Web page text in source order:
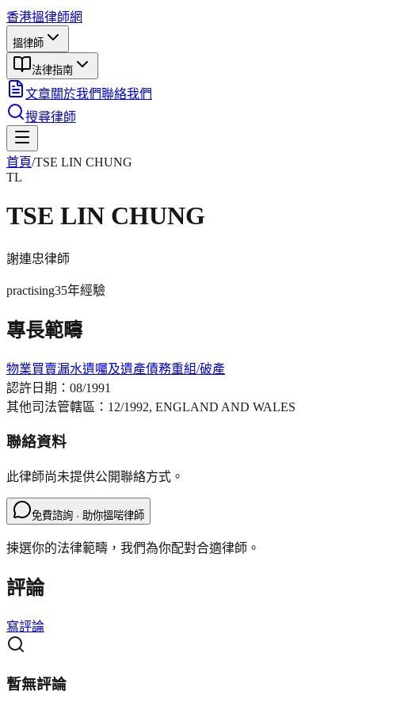
香港搵律師網
搵律師
法律指南
文章關於我們聯絡我們
搜尋律師
首頁/TSE LIN CHUNG
TL
TSE LIN CHUNG
謝連忠律師
practising35年經驗
專長範疇
物業買賣漏水遺囑及遺產債務重組/破產
認許日期： 08/1991
其他司法管轄區： 12/1992, ENGLAND AND WALES
聯絡資料
此律師尚未提供公開聯絡方式。
免費諮詢 · 助你搵啱律師
揀選你的法律範疇，我們為你配對合適律師。
評論
寫評論
暫無評論